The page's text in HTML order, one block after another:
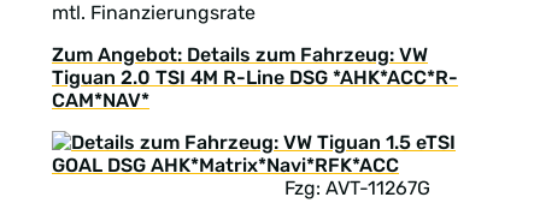
mtl. Finanzierungsrate
Zum Angebot: Details zum Fahrzeug: VW
Tiguan 2.0 TSI 4M R-Line DSG *AHK*ACC*R-
CAM*NAV*
Fzg: AVT-11267G